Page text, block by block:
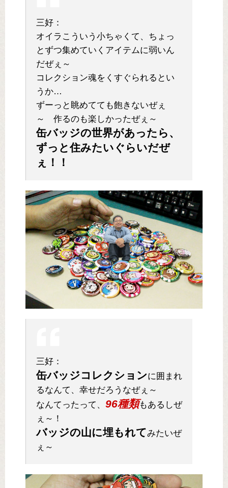
三好：
オイラこういう小ちゃくて、ちょっ
とずつ集めていくアイテムに弱いん
だぜぇ～
コレクション魂をくすぐられるとい
うか…
ずーっと眺めてても飽きないぜぇ
～ 作るのも楽しかったぜぇ～
缶バッジの世界があったら、
ずっと住みたいぐらいだぜ
ぇ！！
三好：
缶バッジコレクションに囲まれ
るなんて、幸せだろうなぜぇ～
なんてったって、 96種類もあるしぜ
ぇ～！
バッジの山に埋もれてみたいぜ
ぇ～